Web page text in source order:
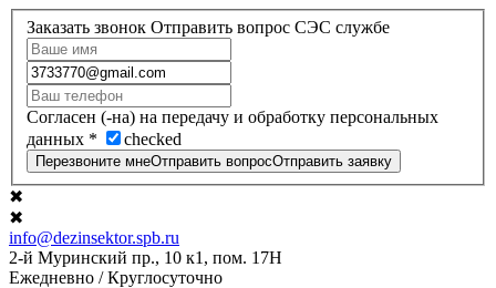
Заказать звонок Отправить вопрос СЭС службе
Согласен (-на) на передачу и обработку персональных
данных * checked
Перезвоните мнеОтправить вопросОтправить заявку
✖
✖
info@dezinsektor.spb.ru
2-й Муринский пр., 10 к1, пом. 17Н
Ежедневно / Круглосуточно